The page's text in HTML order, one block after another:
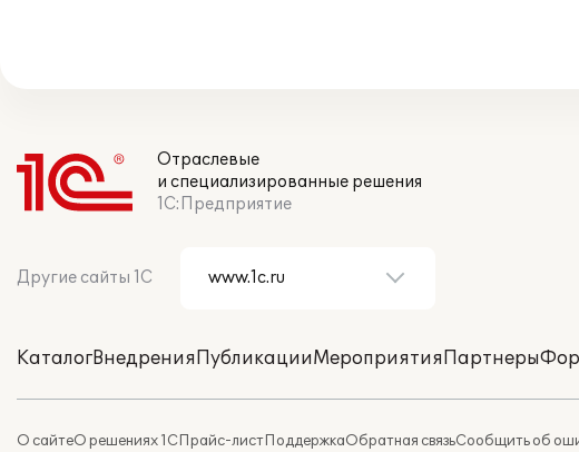
Отраслевые
и специализированные решения
1С:Предприятие
Другие сайты 1С
КаталогВнедренияПубликацииМероприятияПартнеры
О сайтеО решениях 1СПрайс-листПоддержкаОбратная связьСообщить об